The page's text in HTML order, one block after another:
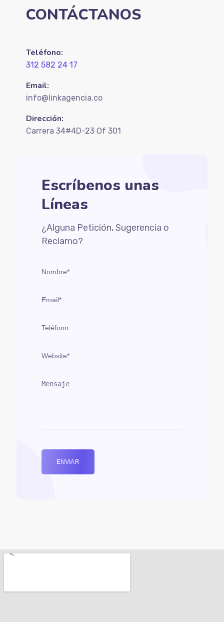
CONTÁCTANOS
Teléfono:
312 582 24 17
Email:
info@linkagencia.co
Dirección:
Carrera 34#4D-23 Of 301
Escríbenos unas
Líneas
¿Alguna Petición, Sugerencia o
Reclamo?